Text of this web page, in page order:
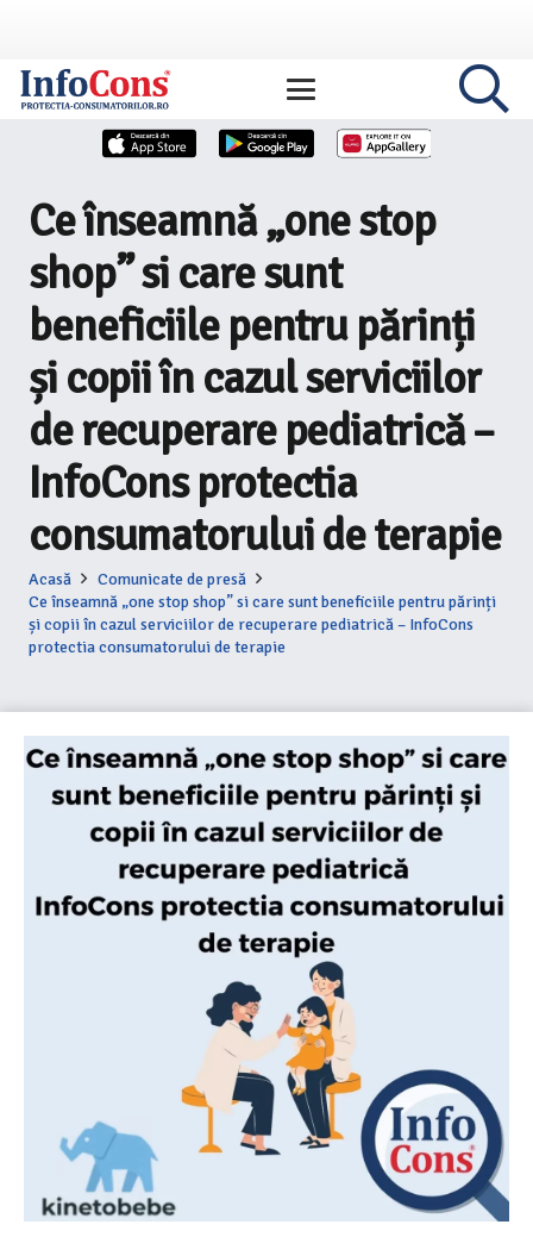
Ce înseamnă „one stop
shop” si care sunt
beneficiile pentru părinți
și copii în cazul serviciilor
de recuperare pediatrică –
InfoCons protectia
consumatorului de terapie
Acasă
Comunicate de presă
Ce înseamnă „one stop shop” si care sunt beneficiile pentru părinți
și copii în cazul serviciilor de recuperare pediatrică – InfoCons
protectia consumatorului de terapie